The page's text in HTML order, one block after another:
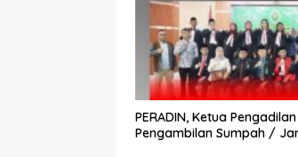
PERADIN, Ketua
Pengambilan Sumpah /